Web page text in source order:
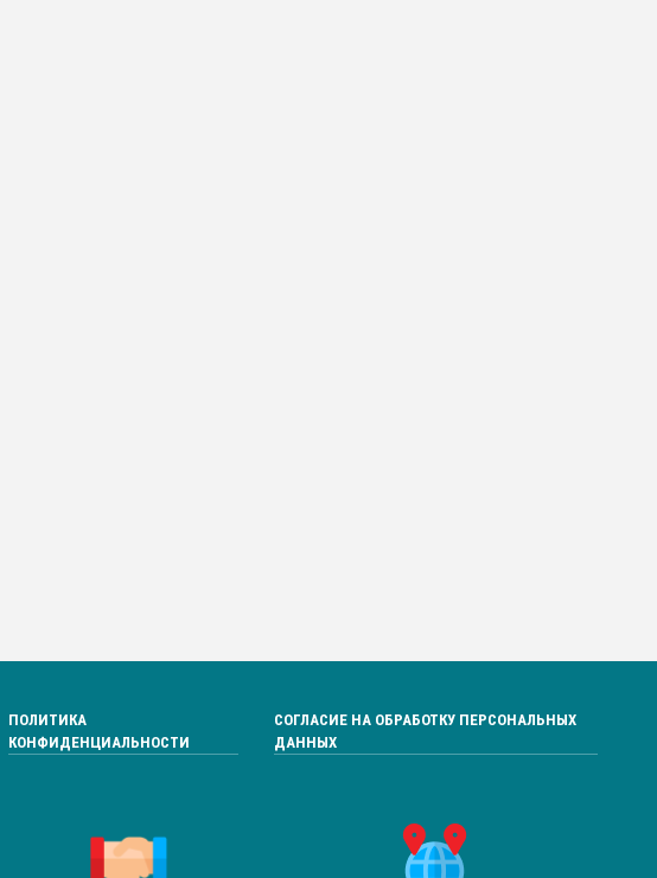
ПОЛИТИКА
КОНФИДЕНЦИАЛЬНОСТИ
СОГЛАСИЕ НА ОБРАБОТКУ ПЕРСОНАЛЬНЫХ
ДАННЫХ